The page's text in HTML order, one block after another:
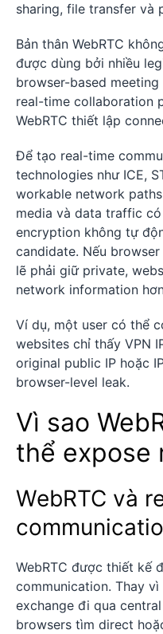
sharing, file transfer và
Bản thân WebRTC
được dùng bởi nhiều
browser-based
real-time collaboration
WebRTC thiết lập
Để tạo real-time
technologies như ICE,
workable network
media và data traffic
encryption không tự
candidate. Nếu
lẽ phải giữ private,
network information
Ví dụ, một user có thể
websites chỉ thấy VPN
original public IP hoặc
browser-level leak.
Vì sao
thể expose
WebRTC và
WebRTC được thiết kế
communication. Thay
exchange đi qua
browsers tìm direct